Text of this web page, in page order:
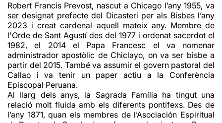
Robert Francis Prevost, nascut a Chicago l’any 1955, va
ser designat prefecte del Dicasteri per als Bisbes l’any
2023 i creat cardenal aquell mateix any. Membre de
l'Orde de Sant Agustí des del 1977 i ordenat sacerdot el
1982, el 2014 el Papa Francesc el va nomenar
administrador apostòlic de Chiclayo, on va ser bisbe a
partir del 2015. També va assumir el govern pastoral del
Callao i va tenir un paper actiu a la Conferència
Episcopal Peruana.
Al llarg dels anys, la Sagrada Família ha tingut una
relació molt fluida amb els diferents pontífexs. Des de
l’any 1871, quan els membres de l’Asociación Espiritual